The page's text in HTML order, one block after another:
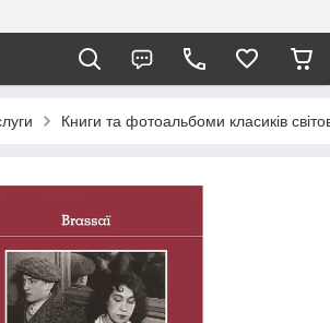
Книги та фотоальбоми класиків